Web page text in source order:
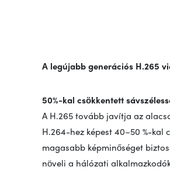
A legújabb generációs H.265
50%-kal csökkentett
A H.265 tovább javítja az
H.264-hez képest 40–50 %-kal
magasabb képminőséget
növeli a hálózati